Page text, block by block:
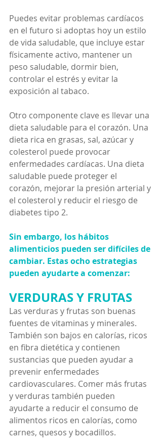
Puedes evitar problemas cardíacos
en el futuro si adoptas hoy un estilo
de vida saludable, que incluye estar
físicamente activo, mantener un
peso saludable, dormir bien,
controlar el estrés y evitar la
exposición al tabaco.
Otro componente clave es llevar una
dieta saludable para el corazón. Una
dieta rica en grasas, sal, azúcar y
colesterol puede provocar
enfermedades cardíacas. Una dieta
saludable puede proteger el
corazón, mejorar la presión arterial y
el colesterol y reducir el riesgo de
diabetes tipo 2.
Sin embargo, los hábitos
alimenticios pueden ser difíciles de
cambiar. Estas ocho estrategias
pueden ayudarte a comenzar:
VERDURAS Y FRUTAS
Las verduras y frutas son buenas
fuentes de vitaminas y minerales.
También son bajos en calorías, ricos
en fibra dietética y contienen
sustancias que pueden ayudar a
prevenir enfermedades
cardiovasculares. Comer más frutas
y verduras también pueden
ayudarte a reducir el consumo de
alimentos ricos en calorías, como
carnes, quesos y bocadillos.